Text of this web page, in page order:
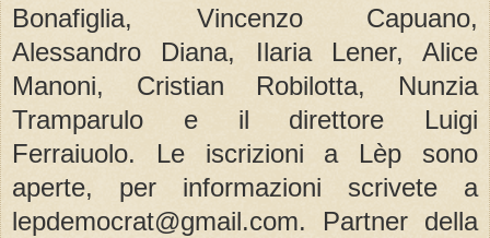
Bonafiglia, Vincenzo Capuano,
Alessandro Diana, Ilaria Lener, Alice
Manoni, Cristian Robilotta, Nunzia
Tramparulo e il direttore Luigi
Ferraiuolo. Le iscrizioni a Lèp sono
aperte, per informazioni scrivete a
lepdemocrat@gmail.com. Partner della